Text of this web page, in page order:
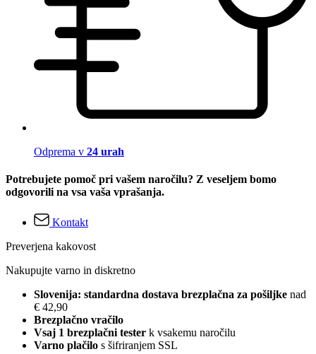
Odprema v 24 urah
Potrebujete pomoč pri vašem naročilu? Z veseljem bomo
odgovorili na vsa vaša vprašanja.
Kontakt
Preverjena kakovost
Nakupujte varno in diskretno
Slovenija: standardna dostava brezplačna za pošiljke nad
€ 42,90
Brezplačno vračilo
Vsaj 1 brezplačni tester k vsakemu naročilu
Varno plačilo s šifriranjem SSL